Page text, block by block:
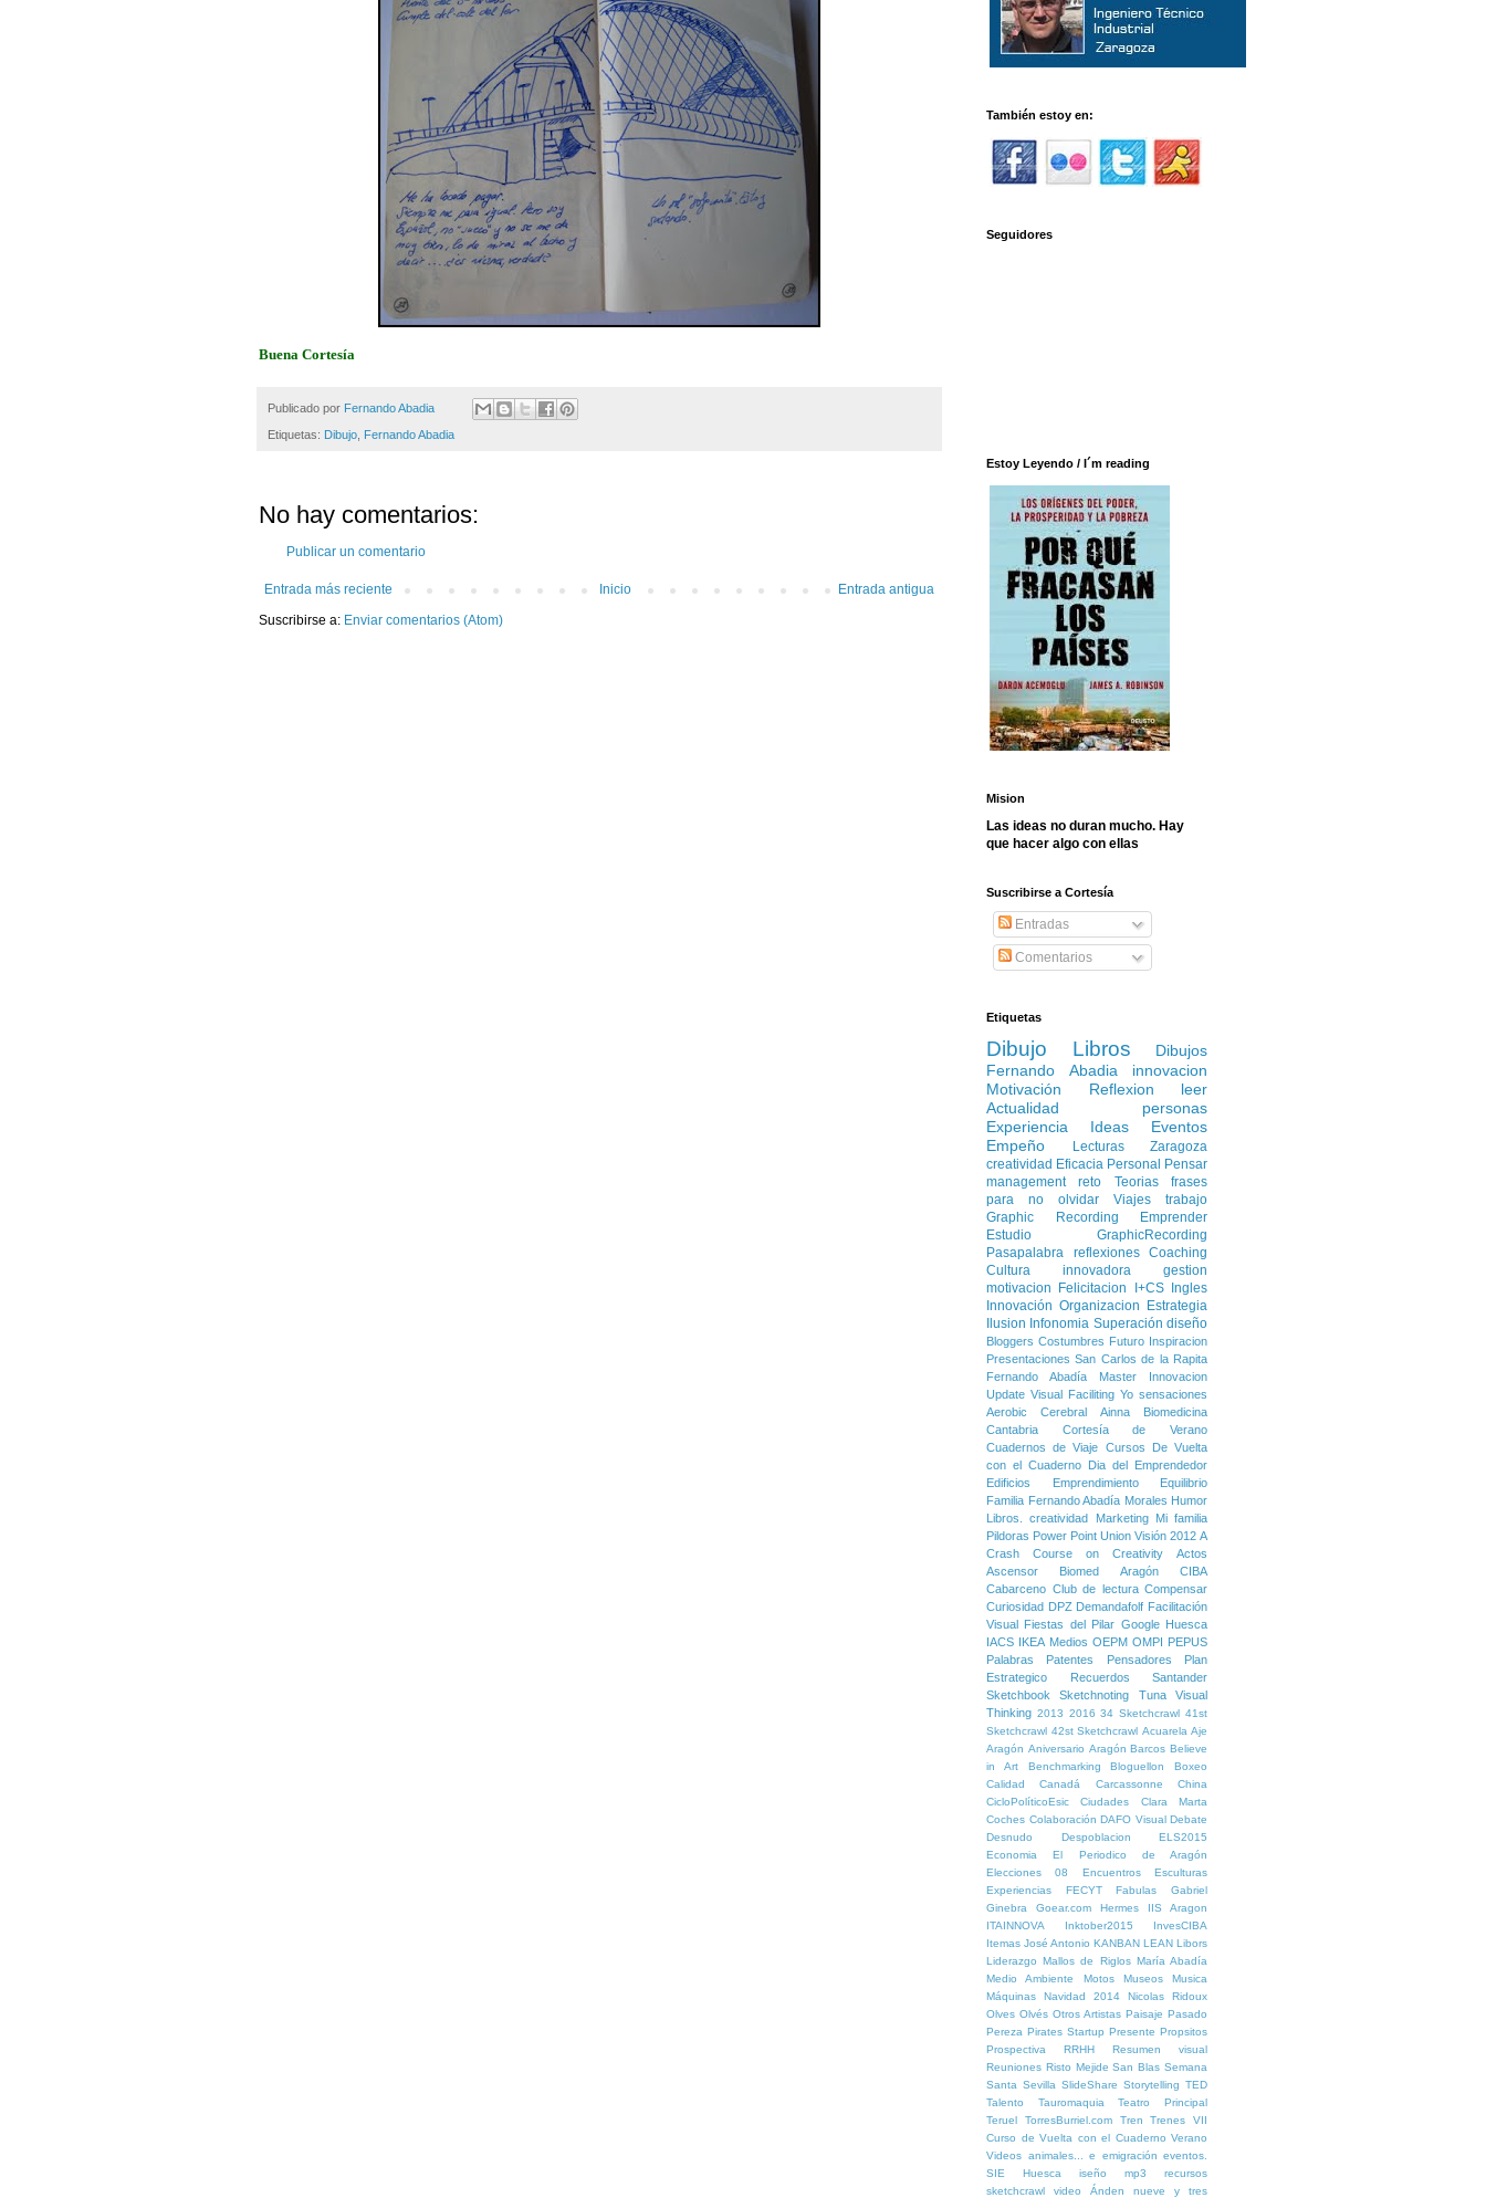
Buena Cortesía
Publicado por Fernando Abadia
Etiquetas: Dibujo Fernando Abadia
No hay comentarios:
Publicar un comentario
Entrada más reciente Entrada antigua
Inicio
Suscribirse a: Enviar comentarios (Atom)
También estoy en:
Seguidores
Estoy Leyendo / I´m reading
Mision
Las ideas no duran mucho. Hay
que hacer algo con ellas
Suscribirse a Cortesía
Entradas
Comentarios
Etiquetas
Dibujo Libros
Dibujos
Fernando Abadia
innovacion
Motivación
Reflexion
leer
Actualidad
personas
Experiencia
Ideas
Eventos
Empeño
Lecturas
Zaragoza
creatividad Eficacia Personal Pensar
management
reto Teorias
frases
para no olvidar
Viajes
trabajo
Graphic Recording
Emprender
Estudio
GraphicRecording
Pasapalabra
reflexiones
Coaching
Cultura innovadora
gestion
motivacion
Felicitacion I+CS
Ingles
Innovación Organizacion
Estrategia
Ilusion Infonomia Superación diseño
Bloggers Costumbres Futuro Inspiracion
Presentaciones San Carlos de la Rapita
Fernando Abadía
Master Innovacion
Update Visual Faciliting Yo sensaciones
Aerobic Cerebral
Ainna
Biomedicina
Cantabria
Cortesía de Verano
Cuadernos de Viaje Cursos
De Vuelta
con el Cuaderno Dia del Emprendedor
Edificios
Emprendimiento
Equilibrio
Familia Fernando Abadía Morales Humor
Libros. creatividad
Marketing
Mi familia
Pildoras Power Point Union Visión 2012 A
Crash Course on Creativity
Actos
Ascensor
Biomed Aragón
CIBA
Cabarceno Club de lectura Compensar
Curiosidad DPZ Demandafolf Facilitación
Visual Fiestas del Pilar Google Huesca
IACS IKEA Medios OEPM OMPI PEPUS
Palabras
Patentes Pensadores
Plan
Estrategico
Recuerdos
Santander
Sketchbook
Sketchnoting Tuna
Visual
Thinking 2013 2016 34 Sketchcrawl 41st
Sketchcrawl 42st Sketchcrawl Acuarela Aje
Aragón Aniversario Aragón Barcos Believe
in Art
Benchmarking Bloguellon
Boxeo
Calidad
Canadá Carcassonne
China
CicloPolíticoEsic
Ciudades
Clara Marta
Coches Colaboración DAFO Visual Debate
Desnudo
Despoblacion
ELS2015
Economia
El Periodico de Aragón
Elecciones 08
Encuentros
Esculturas
Experiencias
FECYT Fabulas
Gabriel
Ginebra
Goear.com Hermes
IIS Aragon
ITAINNOVA
Inktober2015
InvesCIBA
Itemas José Antonio KANBAN LEAN Libors
Liderazgo Mallos de Riglos María Abadía
Medio Ambiente
Motos Museos
Musica
Máquinas
Navidad 2014
Nicolas Ridoux
Olves Olvés Otros Artistas Paisaje Pasado
Pereza Pirates Startup Presente Propsitos
Prospectiva
RRHH
Resumen visual
Reuniones Risto Mejide San Blas Semana
Santa Sevilla SlideShare Storytelling TED
Talento
Tauromaquia
Teatro Principal
Teruel
TorresBurriel.com Tren Trenes
VII
Curso de Vuelta con el Cuaderno Verano
Videos animales... e emigración eventos.
SIE Huesca
iseño mp3
recursos
sketchcrawl
video
Ánden nueve y tres